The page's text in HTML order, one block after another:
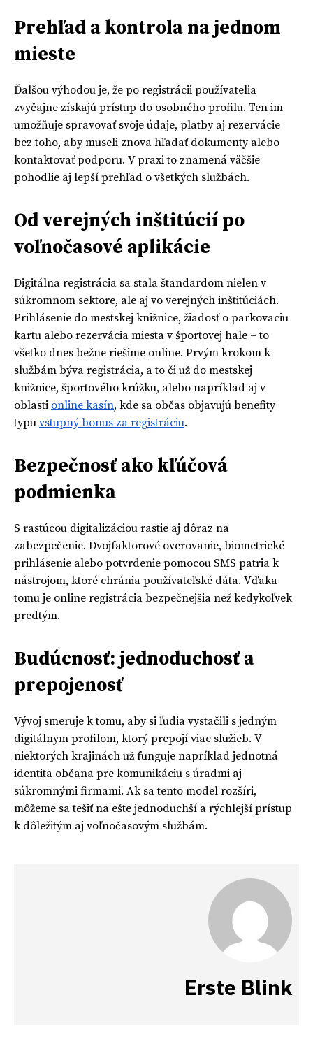
Prehľad a kontrola na jednom
mieste
Ďalšou výhodou je, že po registrácii používatelia
zvyčajne získajú prístup do osobného profilu. Ten im
umožňuje spravovať svoje údaje, platby aj rezervácie
bez toho, aby museli znova hľadať dokumenty alebo
kontaktovať podporu. V praxi to znamená väčšie
pohodlie aj lepší prehľad o všetkých službách.
Od verejných inštitúcií po
voľnočasové aplikácie
Digitálna registrácia sa stala štandardom nielen v
súkromnom sektore, ale aj vo verejných inštitúciách.
Prihlásenie do mestskej knižnice, žiadosť o parkovaciu
kartu alebo rezervácia miesta v športovej hale – to
všetko dnes bežne riešime online. Prvým krokom k
službám býva registrácia, a to či už do mestskej
knižnice, športového krúžku, alebo napríklad aj v
oblasti online kasín, kde sa občas objavujú benefity
typu vstupný bonus za registráciu.
Bezpečnosť ako kľúčová
podmienka
S rastúcou digitalizáciou rastie aj dôraz na
zabezpečenie. Dvojfaktorové overovanie, biometrické
prihlásenie alebo potvrdenie pomocou SMS patria k
nástrojom, ktoré chránia používateľské dáta. Vďaka
tomu je online registrácia bezpečnejšia než kedykoľvek
predtým.
Budúcnosť: jednoduchosť a
prepojenosť
Vývoj smeruje k tomu, aby si ľudia vystačili s jedným
digitálnym profilom, ktorý prepojí viac služieb. V
niektorých krajinách už funguje napríklad jednotná
identita občana pre komunikáciu s úradmi aj
súkromnými firmami. Ak sa tento model rozšíri,
môžeme sa tešiť na ešte jednoduchší a rýchlejší prístup
k dôležitým aj voľnočasovým službám.
Erste Blink